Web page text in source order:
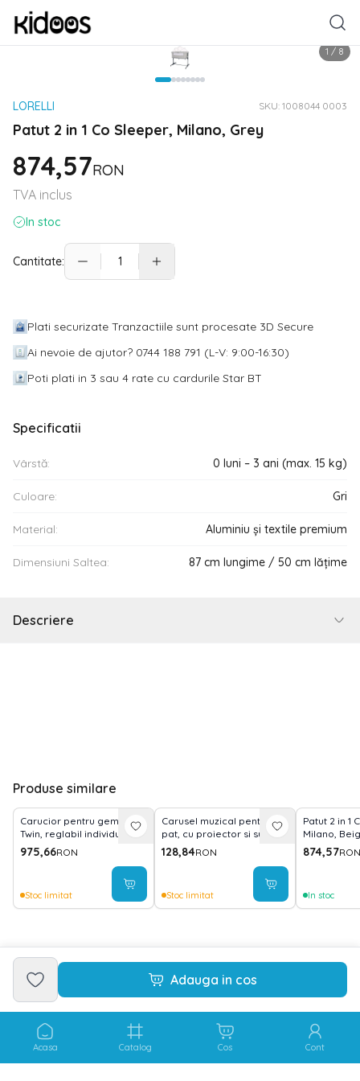
1 / 8
LORELLI SKU: 1008044 0003
Patut 2 in 1 Co Sleeper, Milano, Grey
874,57RON
TVA inclus
In stoc
Cantitate:
Plati securizate Tranzactiile sunt procesate 3D Secure
Ai nevoie de ajutor? 0744 188 791 (L-V: 9:00-16:30)
Poti plati in 3 sau 4 rate cu cardurile Star BT
Specificatii
Vârstă: 0 luni – 3 ani (max. 15 kg)
Culoare: Gri
Material: Aluminiu și textile premium
Dimensiuni Saltea: 87 cm lungime / 50 cm lățime
Descriere
Adauga in cos
Produse similare
Carucior pentru gemeni,
Twin, reglabil individual,
pana la 15 kg per copil,
geanta pentru mama
975,66RON
Stoc limitat
Carusel muzical pentru
pat, cu proiector si sunete,
Happy Animals Blue
128,84RON
Stoc limitat
Patut 2 in 1
Milano,
874,57RON
In stoc
Acasa Catalog Cos Cont